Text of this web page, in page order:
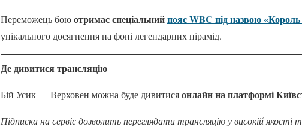
Переможець боюотримає спеціальнийпояс WBC під назвою
унікального досягнення на фоні легендарних пірамід.
Де дивитися трансляцію
Бій Усик — Верховен можна буде дивитисяонлайн на платформі
Підписка на сервіс дозволить переглядати трансляцію у високій якості